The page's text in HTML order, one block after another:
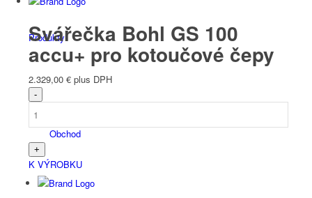
Produkty
Obchod
Svářečka Bohl GS 100
accu+ pro kotoučové čepy
2.329,00 € plus DPH
K VÝROBKU